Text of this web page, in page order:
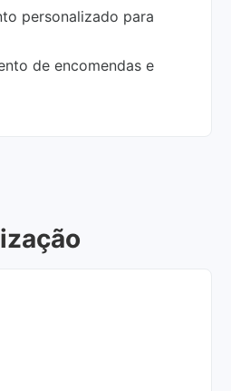
personalizado para
de encomendas e